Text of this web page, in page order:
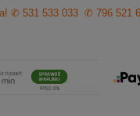
✆ 531 533 033 ✆ 796 521